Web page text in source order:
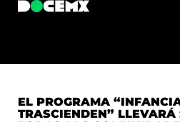
EL PROGRAMA
TRASCIENDEN” LLEVARÁ